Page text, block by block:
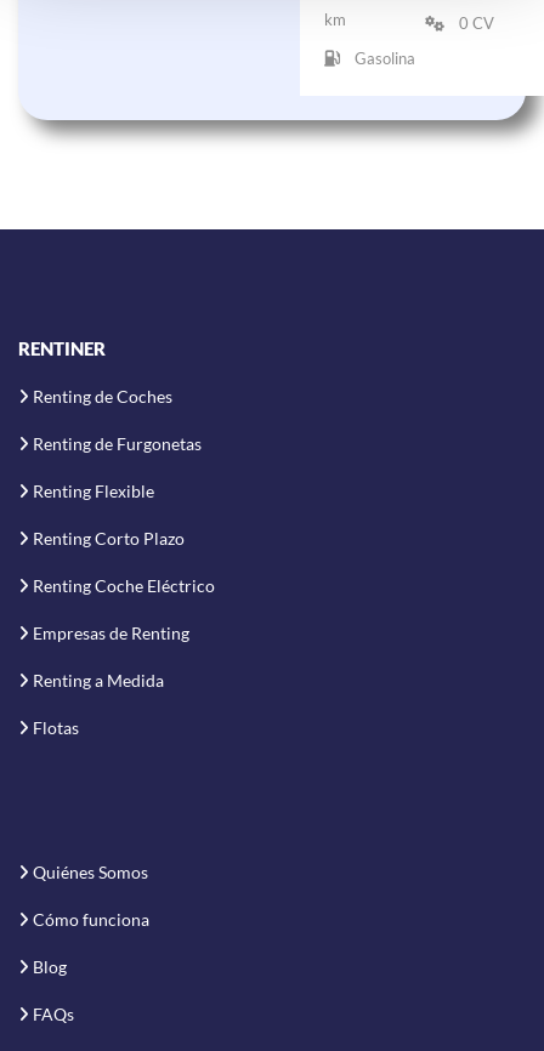
km
0 CV
Gasolina
RENTINER
Renting de Coches
Renting de Furgonetas
Renting Flexible
Renting Corto Plazo
Renting Coche Eléctrico
Empresas de Renting
Renting a Medida
Flotas
Quiénes Somos
Cómo funciona
Blog
FAQs